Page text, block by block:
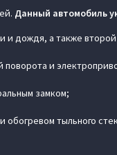
Данный автомобиль
дождя, а также второй
поворота и
замком;
тыльного